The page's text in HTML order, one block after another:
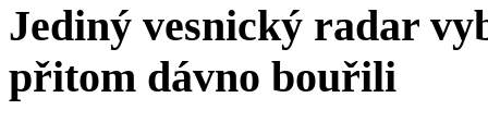
Jediný vesnický radar
přitom dávno bouřili